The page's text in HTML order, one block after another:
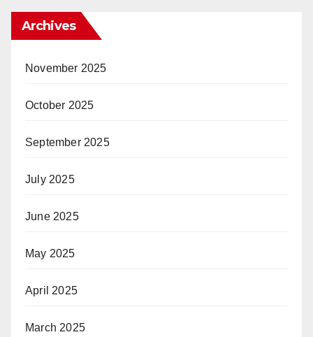
Archives
November 2025
October 2025
September 2025
July 2025
June 2025
May 2025
April 2025
March 2025